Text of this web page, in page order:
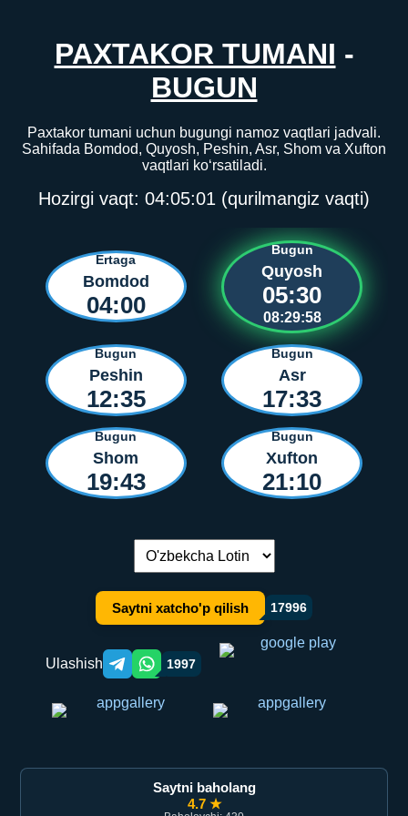
PAXTAKOR TUMANI -
BUGUN
Paxtakor tumani uchun bugungi namoz vaqtlari jadvali.
Sahifada Bomdod, Quyosh, Peshin, Asr, Shom va Xufton
vaqtlari ko‘rsatiladi.
Hozirgi vaqt: 04:05:01 (qurilmangiz vaqti)
Ertaga
Bomdod
04:00
Bugun
Quyosh
05:30
08:29:58
Bugun
Peshin
12:35
Bugun
Asr
17:33
Bugun
Shom
19:43
Bugun
Xufton
21:10
Tilni almashtirish:
Saytni xatcho'p qilish 17996
Ulashish Telegram orqali ulashish
WhatsApp orqali ulashish
1997
Saytni baholang
4.7 ★